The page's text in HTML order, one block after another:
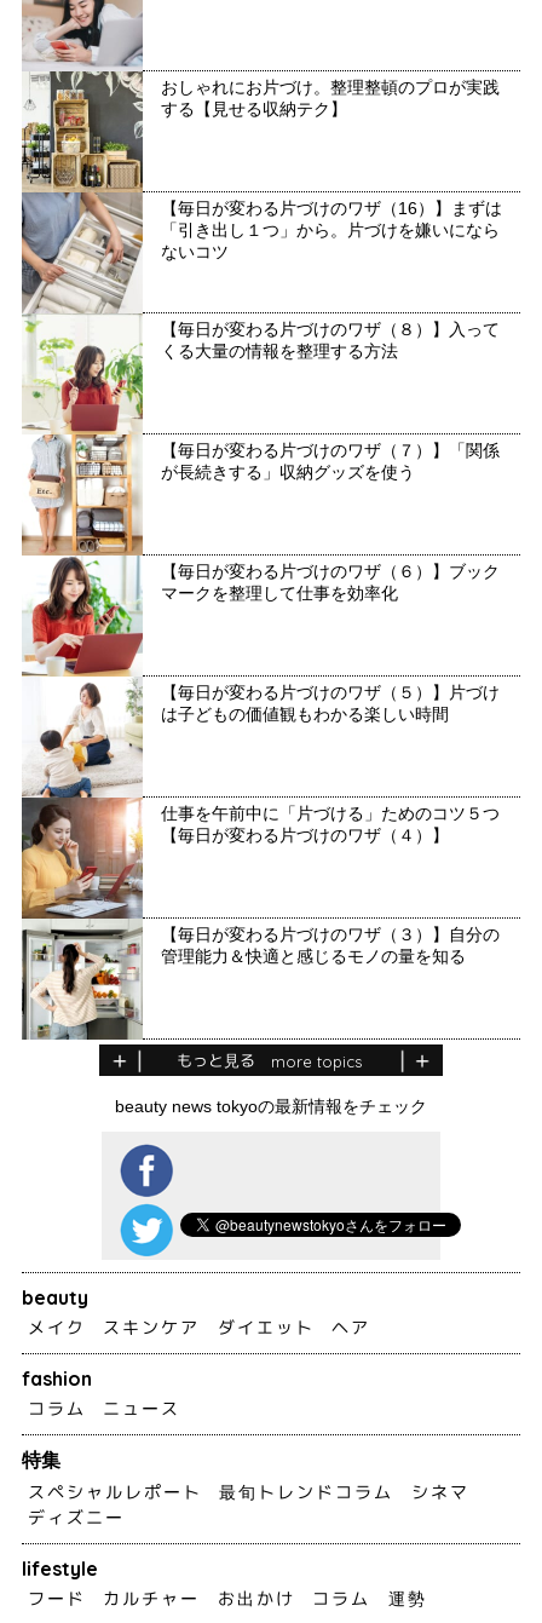
おしゃれにお片づけ。整理整頓のプロが実践
する【見せる収納テク】
【毎日が変わる片づけのワザ（16）】まずは
「引き出し１つ」から。片づけを嫌いになら
ないコツ
【毎日が変わる片づけのワザ（８）】入って
くる大量の情報を整理する方法
【毎日が変わる片づけのワザ（７）】「関係
が長続きする」収納グッズを使う
【毎日が変わる片づけのワザ（６）】ブック
マークを整理して仕事を効率化
【毎日が変わる片づけのワザ（５）】片づけ
は子どもの価値観もわかる楽しい時間
仕事を午前中に「片づける」ためのコツ５つ
【毎日が変わる片づけのワザ（４）】
【毎日が変わる片づけのワザ（３）】自分の
管理能力＆快適と感じるモノの量を知る
もっと見る more topics
beauty news tokyoの最新情報をチェック
beauty
メイク
スキンケア ダイエット ヘア
fashion
コラム
ニュース
特集
スペシャルレポート
最旬トレンドコラム
シネマ
ディズニー
lifestyle
フード
カルチャー お出かけ コラム 運勢